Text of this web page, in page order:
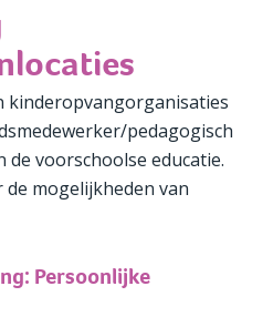
kinderopvangorganisaties
pedagogisch
de voorschoolse educatie.
de mogelijkheden van
Persoonlijke